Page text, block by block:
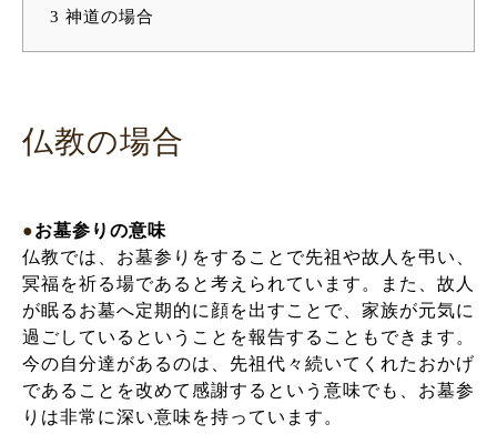
3 神道の場合
仏教の場合
●お墓参りの意味
仏教では、お墓参りをすることで先祖や故人を弔い、
冥福を祈る場であると考えられています。また、故人
が眠るお墓へ定期的に顔を出すことで、家族が元気に
過ごしているということを報告することもできます。
今の自分達があるのは、先祖代々続いてくれたおかげ
であることを改めて感謝するという意味でも、お墓参
りは非常に深い意味を持っています。